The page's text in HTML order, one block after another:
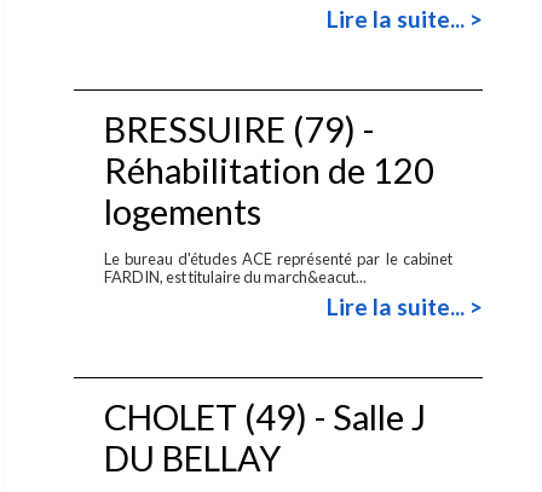
Lire la suite... >
BRESSUIRE (79) -
Réhabilitation de 120
logements
Le bureau d'études ACE représenté par le cabinet
FARDIN, est titulaire du march&eacut...
Lire la suite... >
CHOLET (49) - Salle J
DU BELLAY